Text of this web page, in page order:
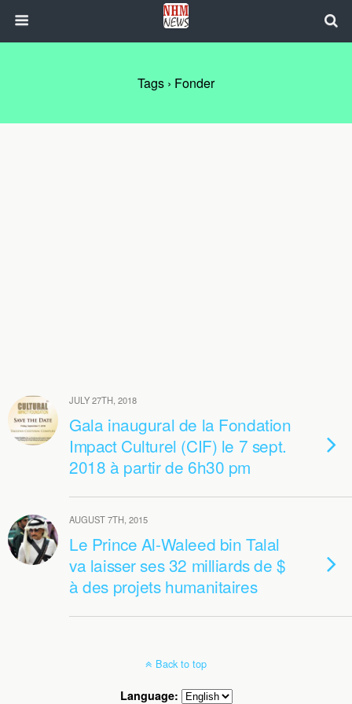
Tags › Fonder
JULY 27TH, 2018
Gala inaugural de la Fondation
Impact Culturel (CIF) le 7 sept.
2018 à partir de 6h30 pm
AUGUST 7TH, 2015
Le Prince Al-Waleed bin Talal
va laisser ses 32 milliards de $
à des projets humanitaires
Back to top
Language: